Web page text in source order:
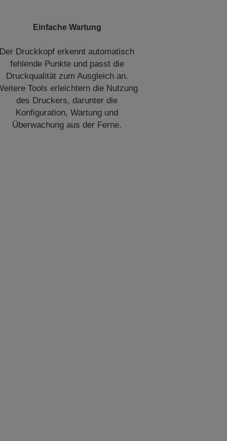
Einfache Wartung
Der Druckkopf erkennt automatisch
fehlende Punkte und passt die
Druckqualität zum Ausgleich an.
Tools erleichtern die Nutzung
des Druckers, darunter die
Konfiguration, Wartung und
Überwachung aus der Ferne.